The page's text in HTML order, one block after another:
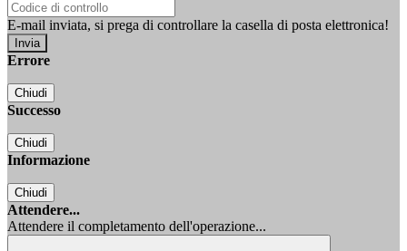
E-mail inviata, si prega di controllare la casella di posta elettronica!
Errore
Chiudi
Successo
Chiudi
Informazione
Chiudi
Attendere...
Attendere il completamento dell'operazione...